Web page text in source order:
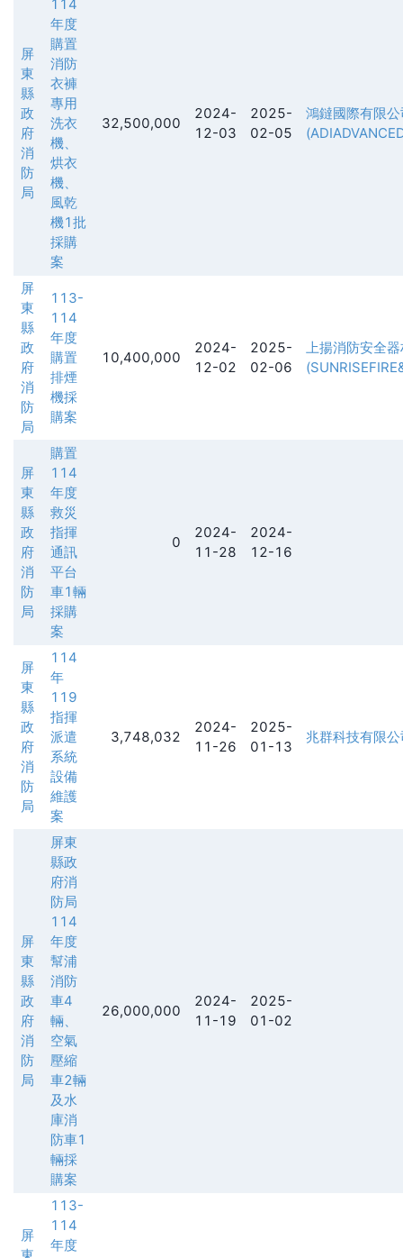
屏
東
縣
政
府
消
防
局
114
年度
購置
消防
衣褲
專用
洗衣
機、
烘衣
機、
風乾
機1批
採購
案
32,500,000
2024-
12-03
2025-
02-05
鴻鐽國際有限公
屏
東
縣
政
府
消
防
局
113-
114
年度
購置
排煙
機採
購案
10,400,000
2024-
12-02
2025-
02-06
上揚消防安全
屏
東
縣
政
府
消
防
局
購置
114
年度
救災
指揮
通訊
平台
車1輛
採購
案
0
2024-
11-28
2024-
12-16
屏
東
縣
政
府
消
防
局
114
年
119
指揮
派遣
系統
設備
維護
案
3,748,032
2024-
11-26
2025-
01-13
兆群科技有限公
屏
東
縣
政
府
消
防
局
屏東
縣政
府消
防局
114
年度
幫浦
消防
車4
輛、
空氣
壓縮
車2輛
及水
庫消
防車1
輛採
購案
26,000,000
2024-
11-19
2025-
01-02
屏
113-
114
年度